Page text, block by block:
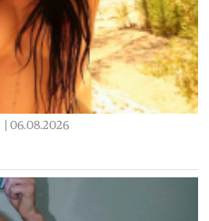
06.08.2026